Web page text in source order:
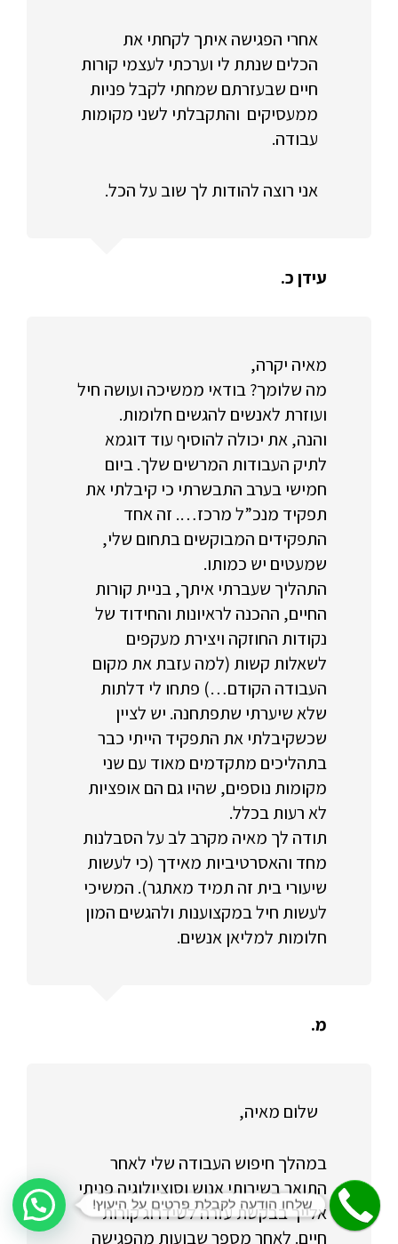
אחרי הפגישה איתך לקחתי את
הכלים שנתת לי וערכתי לעצמי קורות
חיים שבעזרתם שמחתי לקבל פניות
ממעסיקים והתקבלתי לשני מקומות
עבודה.
אני רוצה להודות לך שוב על הכל.
עידן כ.
מאיה יקרה,
מה שלומך? בודאי ממשיכה ועושה חיל
ועוזרת לאנשים להגשים חלומות.
והנה, את יכולה להוסיף עוד דוגמא
לתיק העבודות המרשים שלך. ביום
חמישי בערב התבשרתי כי קיבלתי את
תפקיד מנכ”ל מרכז…. זה אחד
התפקידים המבוקשים בתחום שלי,
שמעטים יש כמותו.
התהליך שעברתי איתך, בניית קורות
החיים, ההכנה לראיונות והחידוד של
נקודות החוזקה ויצירת מעקפים
לשאלות קשות (למה עזבת את מקום
העבודה הקודם…) פתחו לי דלתות
שלא שיערתי שתפתחנה. יש לציין
שכשקיבלתי את התפקיד הייתי כבר
בתהליכים מתקדמים מאוד עם שני
מקומות נוספים, שהיו גם הם אופציות
לא רעות בכלל.
תודה לך מאיה מקרב לב על הסבלנות
מחד והאסרטיביות מאידך (כי לעשות
שיעורי בית זה תמיד מאתגר). המשיכי
לעשות חיל במקצוענות ולהגשים המון
חלומות למליאן אנשים.
מ.
שלום מאיה,
במהלך חיפוש העבודה שלי לאחר
התואר בשירותי אנוש וסוציולוגיה פניתי
אלייך בבקשת עזרה לשידרוג קורות
חיים. לאחר מספר שבועות מהפגישה
שלחו הודעה לקבלת פרטים על היעוץ!